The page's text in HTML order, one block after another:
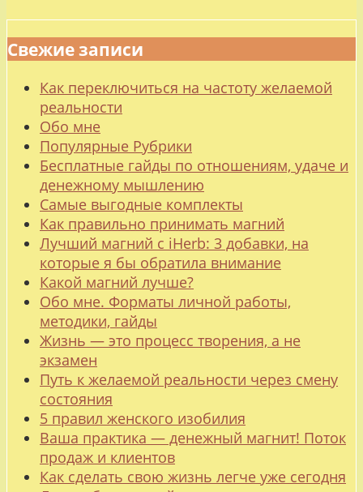
Свежие записи
Как переключиться на частоту желаемой
реальности
Обо мне
Популярные Рубрики
Бесплатные гайды по отношениям, удаче и
денежному мышлению
Самые выгодные комплекты
Как правильно принимать магний
Лучший магний с iHerb: 3 добавки, на
которые я бы обратила внимание
Какой магний лучше?
Обо мне. Форматы личной работы,
методики, гайды
Жизнь — это процесс творения, а не
экзамен
Путь к желаемой реальности через смену
состояния
5 правил женского изобилия
Ваша практика — денежный магнит! Поток
продаж и клиентов
Как сделать свою жизнь легче уже сегодня